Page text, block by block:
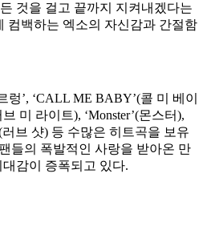
것을 걸고 끝까지 지켜내겠다는
컴백하는 엑소의 자신감과 간절함
렁’, ‘CALL ME BABY’(콜 미 베이
미 라이트), ‘Monster’(몬스터),
러브 샷) 등 수많은 히트곡을 보유
들의 폭발적인 사랑을 받아온 만
대감이 증폭되고 있다.